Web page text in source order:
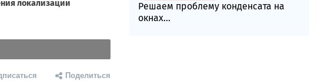
Поделиться
Решаем проблему конденсата на
окнах...